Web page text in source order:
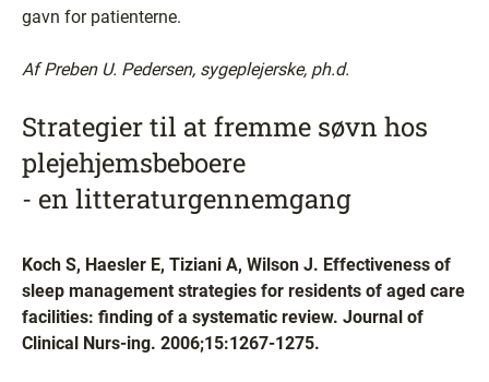
gavn for patienterne.
Af Preben U. Pedersen, sygeplejerske, ph.d.
Strategier til at fremme søvn hos
plejehjemsbeboere
- en litteraturgennemgang
Koch S, Haesler E, Tiziani A, Wilson J. Effectiveness of
sleep management strategies for residents of aged care
facilities: finding of a systematic review. Journal of
Clinical Nurs-ing. 2006;15:1267-1275.